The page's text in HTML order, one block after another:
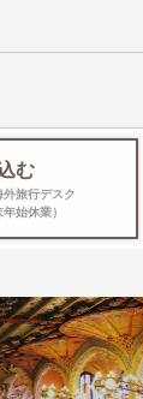
む
外旅行デスク
始休業）